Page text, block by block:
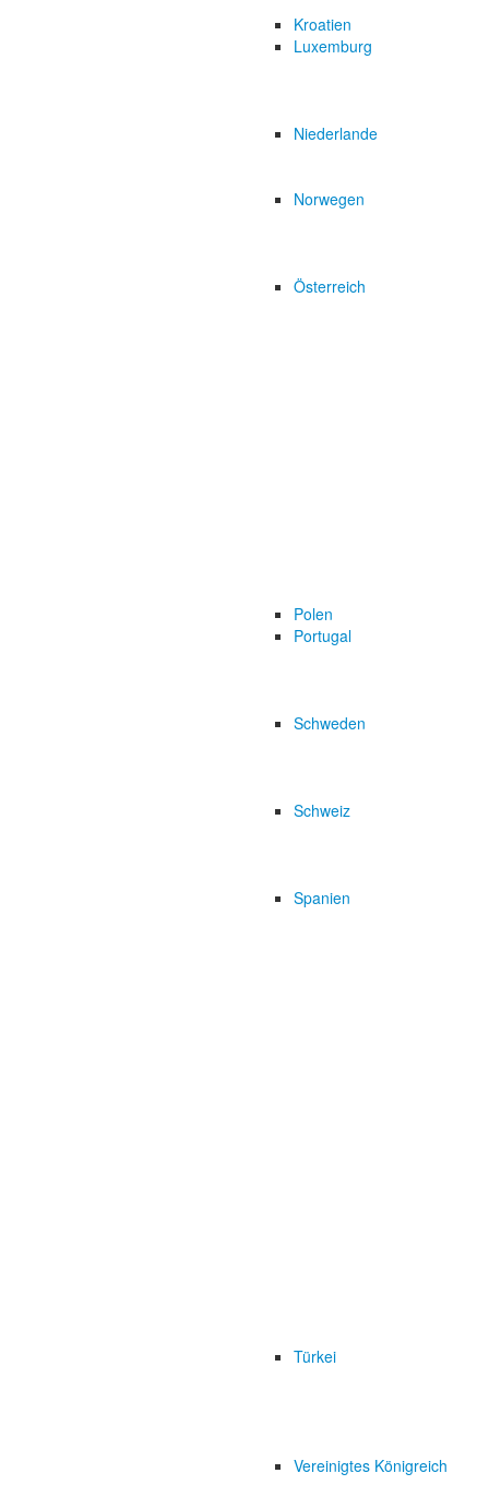
Kroatien
Luxemburg
Niederlande
Norwegen
Österreich
Polen
Portugal
Schweden
Schweiz
Spanien
Türkei
Vereinigtes Königreich